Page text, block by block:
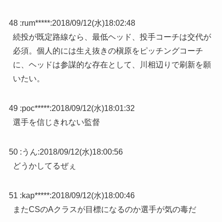
48 :rum*****:2018/09/12(水)18:02:48
続投が既定路線なら、最低ヘッド、投手コーチは交代が
必須。個人的には生え抜きの槇原をピッチングコーチ
に、ヘッドは参謀的な存在として、川相辺りで刷新を願
いたい。
49 :poc*****:2018/09/12(水)18:01:32
選手を信じきれない監督
50 : うん:2018/09/12(水)18:00:56
どうかしてるぜぇ
51 :kap*****:2018/09/12(水)18:00:46
またCSのAクラスが目標になるのか選手が気の毒だ